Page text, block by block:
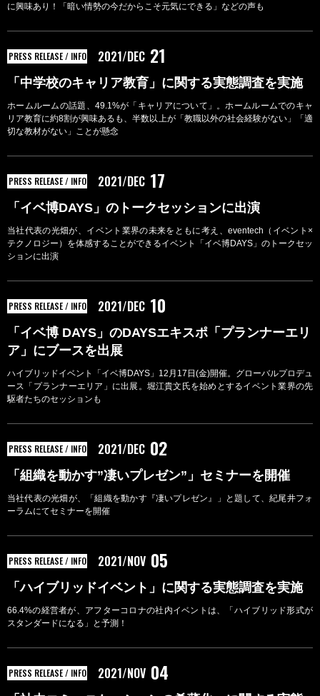
に興味あり！「暗い情勢の今だからこそ元気にできる」などの声も
「中学校のキャリア教育」に関する実態調査を実施
ホームルームの話題、49.1%が「キャリアについて」。ホームルームでのキャ
リア教育に約8割が興味あるも、半数以上が「教職以外の社会経験がない」「適
切な教材がない」ことが懸念
PRESS RELEASE / INFO 2021/DEC 21
「イベ博DAYS」のトークセッションに出演
当社代表の光畑が、イベント業界の未来をともに考え、eventech（イベント×
テクノロジー）を体感することができるイベント「イベ博DAYS」のトークセッ
ションに出演
PRESS RELEASE / INFO 2021/DEC 17
「イベ博 DAYS」のDAYSエキスポ「プランナーエリ
ア」にブースを出展
ハイブリッドイベント「イベ博DAYS」12月17日(金)開催。グローバルプロデュ
ース「プランナーエリア」に出展。堀江貴文氏を始めとするイベント業界の先
駆者たちのセッションも
PRESS RELEASE / INFO 2021/DEC 10
「組織を動かす”凄いプレゼン”」セミナーを開催
当社代表の光畑が、「組織を動かす『凄いプレゼン』」と題して、紀尾井フォ
ーラムにてセミナーを開催
PRESS RELEASE / INFO 2021/DEC 02
「ハイブリッドイベント」に関する実態調査を実施
66.4%の経営者が、アフターコロナの社内イベントは、「ハイブリッド形式が
スタンダードになる」と予測！
PRESS RELEASE / INFO 2021/NOV 05
PRESS RELEASE / INFO 2021/NOV 04